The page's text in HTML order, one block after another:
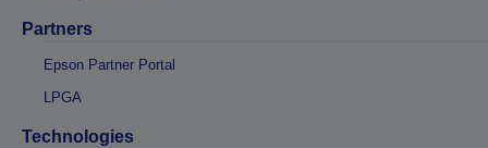
Partners
Epson Partner Portal
LPGA
Technologies